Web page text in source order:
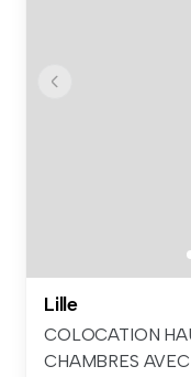
Lille
COLOCATION
CHAMBRES AVEC